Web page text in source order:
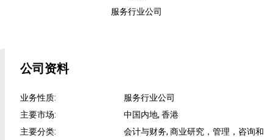
服务行业公司
公司资料
业务性质:
服务行业公司
主要市场:
中国内地, 香港
主要分类:
会计与财务, 商业研究，管理，咨询和